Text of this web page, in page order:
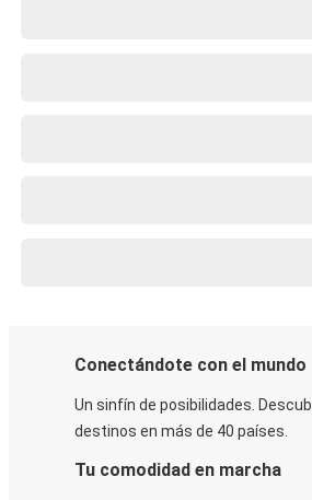
Conectándote con el mundo
Un sinfín de posibilidades.
destinos en más de 40 países.
Tu comodidad en marcha